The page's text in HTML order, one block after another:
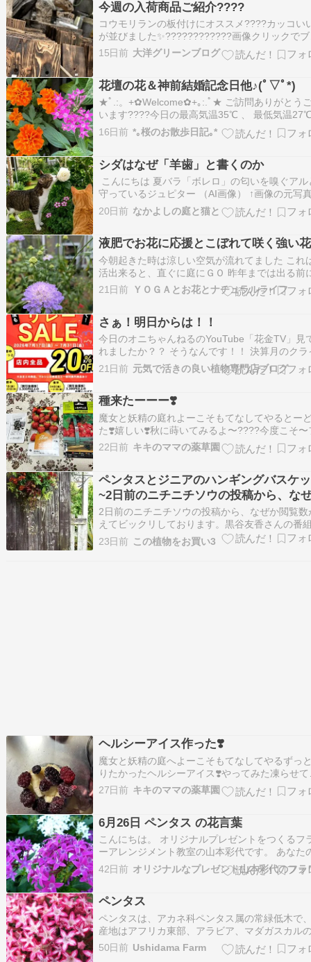
優しい寄せ植えです。ニチニチソウとオレガノ
で。初…
今週の入荷商品ご紹介????
コウモリランの板付けにオススメ????カッコい
が並びました✨????????????画像クリックで
グランキングあがります✨ポチッとお願いしま
す???????? こんにちは堤です???? 朝はセミの
が続いていますが、朝…
15日前 大洋グリーンブログ
花壇の花＆神前結婚記念日他♪(ﾟ▽ﾟ*)
★ﾟ.:。+✿Welcome✿+｡:.ﾟ★ ご訪問ありがとう
います????今日の最高気温35℃ 、 最低気温
した✨ ❤.｡.:*:.｡.☆.｡.୨✿୧｡..☆.｡.:*:.｡. ❤ ☆マリー
ルドの花☆ 今日も暑かったですね～????美容院
16日前 *｡桜のお散歩日記｡*
シダはなぜ「羊歯」と書くのか
こんにちは 夏バラ「ボレロ」の匂いを嗅ぐアル
守っているジュピター （AI画像） ↑画像の元写
激暑にしては素敵な形で咲きました♡開きかけ
敵。 ６月に咲いたときはコガネムシに花びらを
か虫もやって来ませんよ(笑) 虫は来…
20日前 なかよしの庭と猫と
液肥でお花に応援とこぼれて咲く強い
今朝起きた時は涼しい空気が流れてました これ
活出来ると、直ぐに庭にＧＯ 昨年までは出る前
ッチリ日焼け対策とメイクもして出てたけど 今
りあえず暑くなる前に日焼け止めだけ塗って帽
で汗を流すからメイクはしてないです スカ…
21日前 ＹＯＧＡとお花とナチュラルライフ
さぁ！明日からは！！
今日のオニちゃんねるのYouTube「花金TV」見
れましたか？？ そうなんです！！ 決算月のクラ
ックスに向かって(^_-) いよいよ、明日からは！
はい、【決算リレーSALE】でっす！！ 超絶お
～～♫ たぶん業界…
21日前 元気で活きの良い植物専門店ブログ
種来たーーー❣️
魔女と妖精の庭れよーこそもてなしてやるとー
た❣️嬉しい❣️秋に蒔いてみるよ〜????今度こそ〜
ーズ デ ボア実ってくれよ〜❣️ディルの花❣️可愛
の色好きだわ。ちょっと禿げてるけど、綺麗な
ーンの花壇が涼し気だね〜…
22日前 キキのママの薬草園
ペンタスとジニアのハンギングバスケ
~2日前のニチニチソウの投稿から、な
閲覧数が増えてビックリしております
2日前のニチニチソウの投稿から、なぜか閲覧数
えてビックリしております。黒谷友香さんの番
お陰でしょうか。嬉しい♪ありがとうございます
様のお陰で、やる気出ました←やる気無かった
23日前 この植物をお買い3
ヘルシーアイス作った❣️
魔女と妖精の庭へよーこそもてなしてやるずっ
りたかったヘルシーアイス❣️やってみた凍らせて
バナナと毎日何かしか取れた我が家のベリー❣️砂
は無し、バナナの甘さだけあかん！ハンドブレ
入れた。でも何とか出来たちょっとペースト…
27日前 キキのママの薬草園
6月26日 ペンタス の花言葉
こんにちは。 オリジナルプレゼントをつくるフ
ーアレンジメント教室の山本彩代です。 あなた
切な気持ちを、お花に託します。 ６月26日の誕
は、ペンタス 花言葉： 「希望がかなう」「願い
サンタンカ 属（ペンタス属…
42日前
ペンタス
ペンタスは、アカネ科ペンタス属の常緑低木で
産地はアフリカ東部、アラビア、マダガスカル
帯地域です。 5月から10月にかけて、小さな花
状にまとまって咲かせます。 花は星型の五弁花
50日前 Ushidama Farm